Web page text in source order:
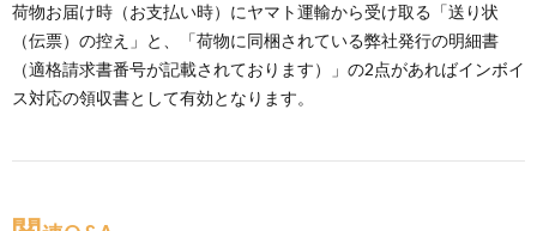
荷物お届け時（お支払い時）にヤマト運輸から受け取る「送り状
（伝票）の控え」と、「荷物に同梱されている弊社発行の明細書
（適格請求書番号が記載されております）」の2点があればインボイ
ス対応の領収書として有効となります。